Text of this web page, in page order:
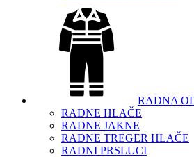
RADNA
RADNE HLAČE
RADNE JAKNE
RADNE TREGER HLAČE
RADNI PRSLUCI